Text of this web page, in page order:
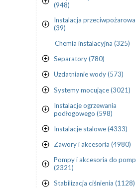
(948)
Instalacja przeciwpożarowa
(39)
Chemia instalacyjna (325)
Separatory (780)
Uzdatnianie wody (573)
Systemy mocujące (3021)
Instalacje ogrzewania
podłogowego (598)
Instalacje stalowe (4333)
Zawory i akcesoria (4980)
Pompy i akcesoria do pomp
(2321)
Stabilizacja ciśnienia (1128)